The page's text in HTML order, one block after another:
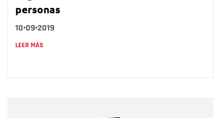
personas
10•09•2019
LEER MÁS